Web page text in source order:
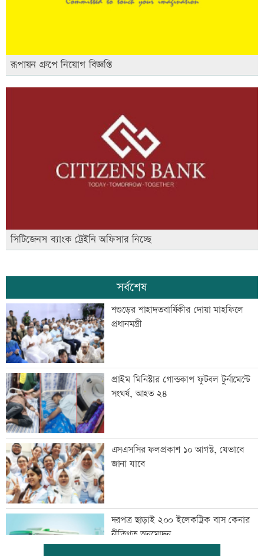
রূপায়ন গ্রুপে নিয়োগ বিজ্ঞপ্তি
সিটিজেনস ব্যাংক ট্রেইনি অফিসার নিচ্ছে
সর্বশেষ
শশুড়ের শাহাদতবার্ষিকীর দোয়া মাহফিলে
প্রধানমন্ত্রী
প্রাইম মিনিস্টার গোল্ডকাপ ফুটবল টুর্নামেন্টে
সংঘর্ষ, আহত ২৪
এসএসসির ফলপ্রকাশ ১০ আগস্ট, যেভাবে
জানা যাবে
দরপত্র ছাড়াই ২০০ ইলেকট্রিক বাস কেনার
নীতিগত অনুমোদন